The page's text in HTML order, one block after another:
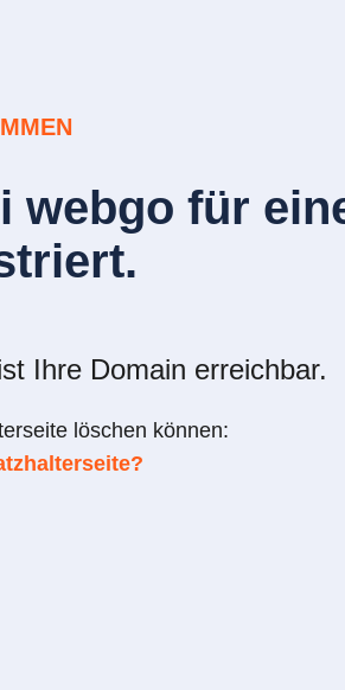
webgo für
Ihre Domain erreichbar.
löschen können: